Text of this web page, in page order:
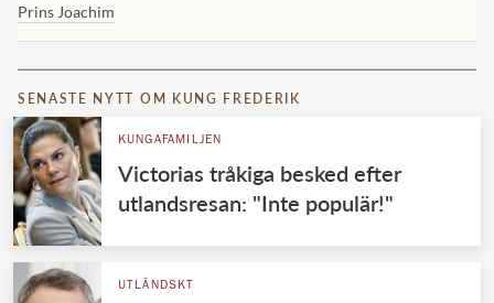
Prins Joachim
SENASTE NYTT OM KUNG FREDERIK
KUNGAFAMILJEN
Victorias tråkiga besked efter
utlandsresan: "Inte populär!"
UTLÄNDSKT